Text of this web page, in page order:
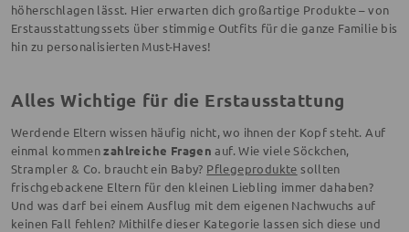
höherschlagen lässt. Hier erwarten dich großartige Produkte – von
Erstausstattungssets über stimmige Outfits für die ganze Familie bis
hin zu personalisierten Must-Haves!
Alles Wichtige für die Erstausstattung
Werdende Eltern wissen häufig nicht, wo ihnen der Kopf steht. Auf
einmal kommenzahlreiche Fragen auf. Wie viele Söckchen,
Strampler & Co. braucht ein Baby? Pflegeprodukte sollten
frischgebackene Eltern für den kleinen Liebling immer dahaben?
Und was darf bei einem Ausflug mit dem eigenen Nachwuchs auf
keinen Fall fehlen? Mithilfe dieser Kategorie lassen sich diese und